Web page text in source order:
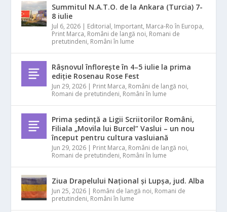
Summitul N.A.T.O. de la Ankara (Turcia) 7-
8 iulie
Jul 6, 2026 | Editorial, Important, Marca-Ro în Europa,
Print Marca, Români de langă noi, Romani de
pretutindeni, Români în lume
Râșnovul înflorește în 4–5 iulie la prima
ediție Rosenau Rose Fest
Jun 29, 2026 | Print Marca, Români de langă noi,
Romani de pretutindeni, Români în lume
Prima ședință a Ligii Scriitorilor Români,
Filiala „Movila lui Burcel” Vaslui – un nou
început pentru cultura vasluiană
Jun 29, 2026 | Print Marca, Români de langă noi,
Romani de pretutindeni, Români în lume
Ziua Drapelului Național și Lupșa, jud. Alba
Jun 25, 2026 | Români de langă noi, Romani de
pretutindeni, Români în lume